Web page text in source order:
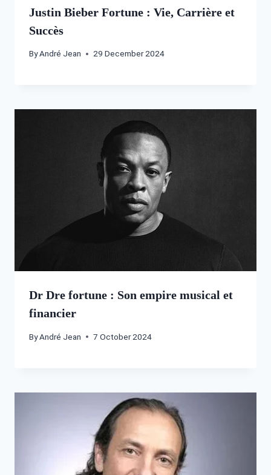
Justin Bieber Fortune : Vie, Carrière et
Succès
ByAndré Jean 29 December 2024
Dr Dre fortune : Son empire musical et
financier
ByAndré Jean 7 October 2024